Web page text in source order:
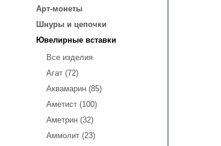
Арт-монеты
Шнуры и цепочки
Ювелирные вставки
Все изделия
Агат (72)
Аквамарин (85)
Аметист (100)
Аметрин (32)
Аммолит (23)